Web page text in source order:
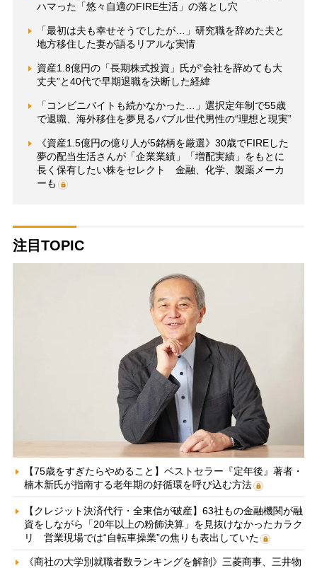
ハマった「悠々自適のFIRE生活」の落とし穴
「最初は夫も幸せそうでしたが…」研究職を辞めた夫と
地方移住した妻が語るリアルな実情
資産1.8億円の「長期株式投資」氏が“会社を辞めても大
丈夫”と40代で早期退職を決断した経緯
「コンビニバイトも続かなかった…」選択定年制で55歳
で退職、海外移住を夢見るバブル世代男性の“理想と現実”
《資産1.5億円の億り人が5銘柄を厳選》30歳でFIREした
夢の配当生活さんが「企業業績」「増配実績」をもとに
長く保有したい株をセレクト 金融、化学、製薬メーカ
ーも
注目TOPIC
【75歳をすぎたらやめること】ベストセラー『定年後』著者・
楠木新氏が指南する老年期の好循環を呼び込む方法
【クレジット決済代行・全東信が破産】63社もの金融機関が融
資をしながら「20年以上の粉飾決算」を見抜けなかったカラク
リ 営業現場では“自転車操業”の焦りも表出していた
《商社の大学別就職者数ランキングを解剖》三菱商事、三井物